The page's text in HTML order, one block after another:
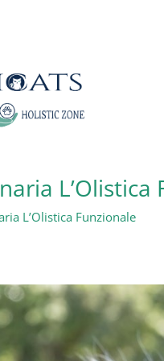
L’Olistica
L’Olistica Funzionale